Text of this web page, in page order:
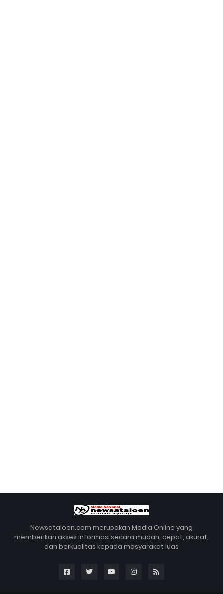
Newsataloen.com merupakan Media Online yang
memberikan akses informasi secara mudah, cepat, akurat,
dan berkualitas kepada masyarakat luas